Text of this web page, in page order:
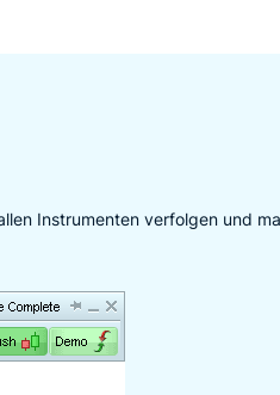
Instrumenten verfolgen und